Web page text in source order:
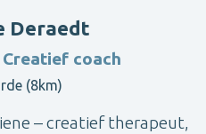
Deraedt
coach
(8km)
– creatief therapeut,